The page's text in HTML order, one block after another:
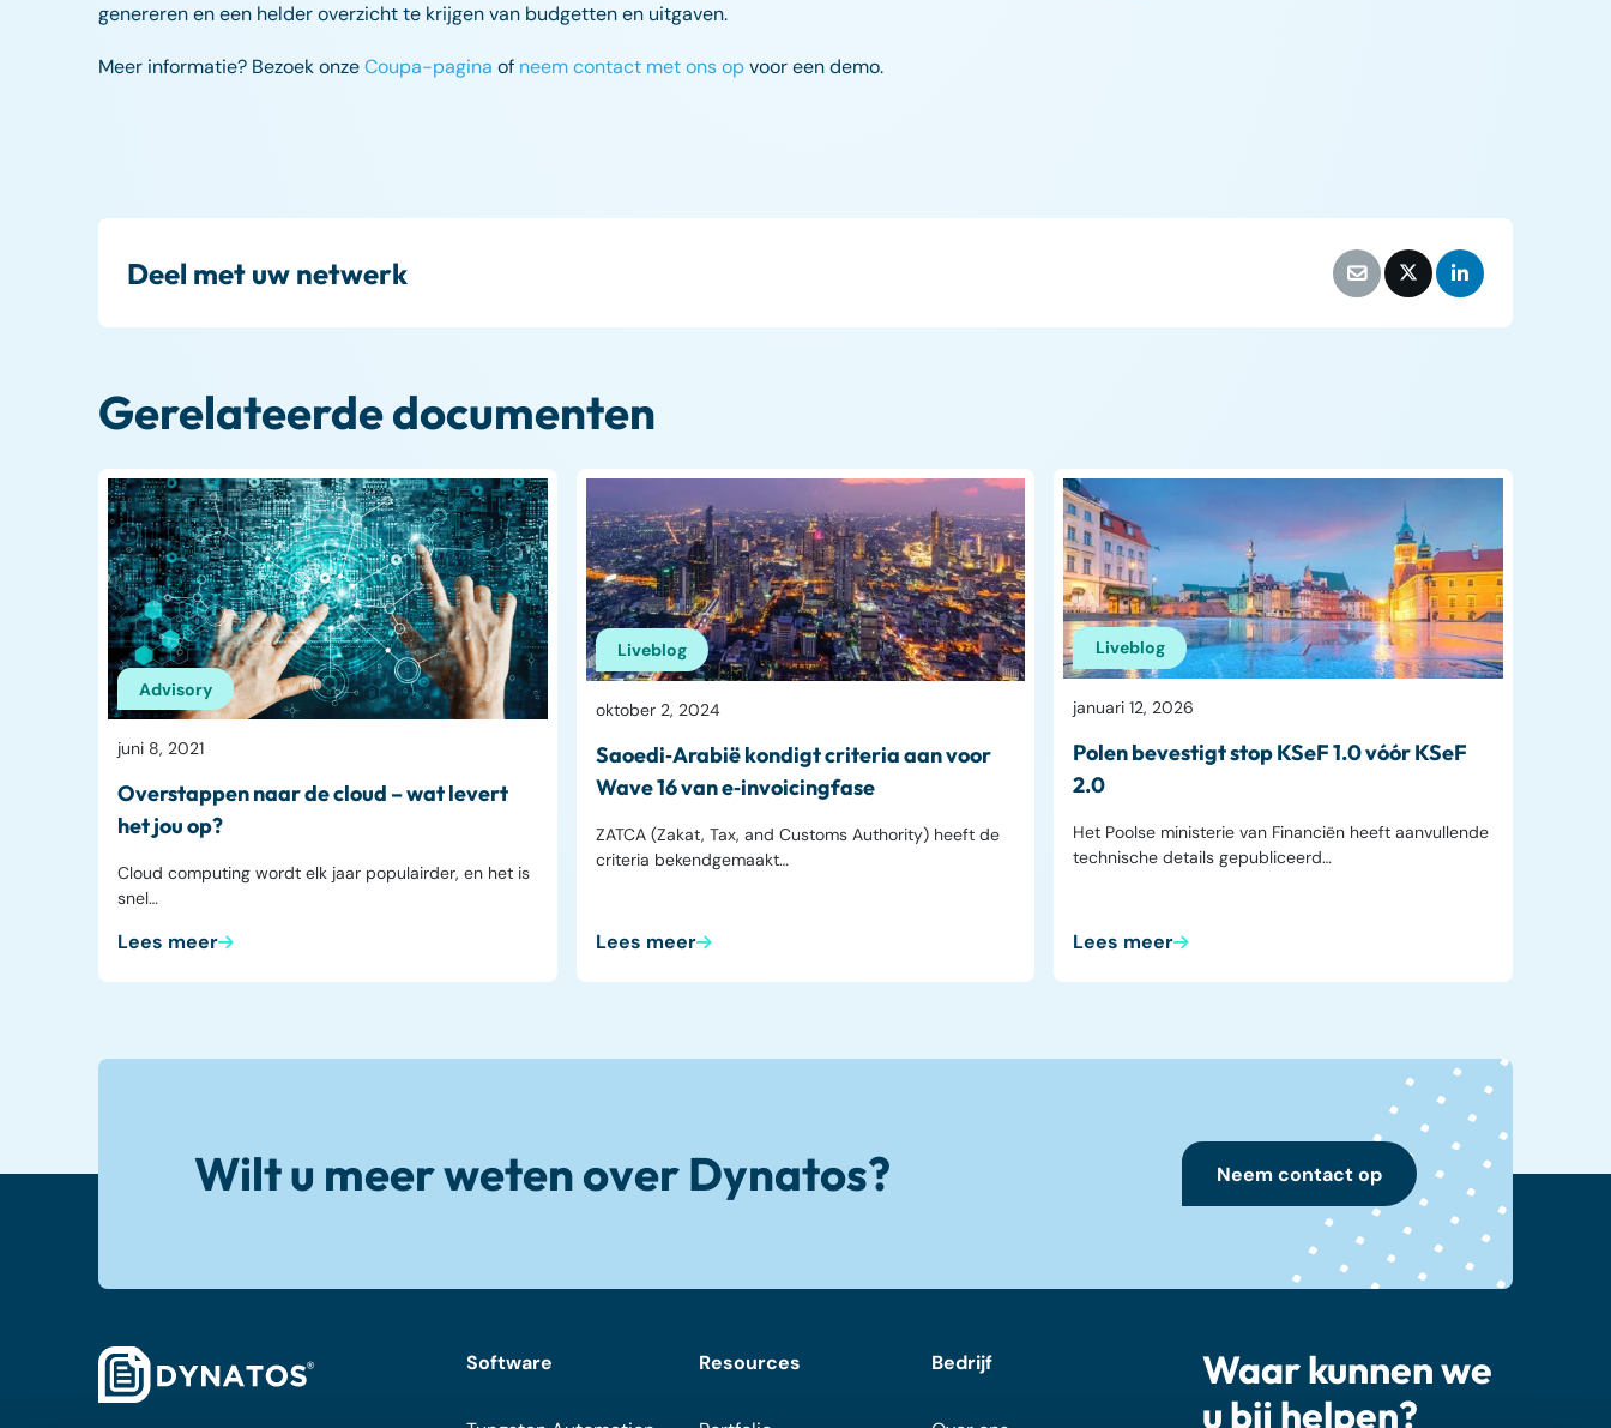
genereren en een helder overzicht te krijgen van budgetten en uitgaven.
Meer informatie? Bezoek onzeCoupa-pagina of neem contact met ons opvoor een demo.
Deel met uw netwerk
Gerelateerde documenten
Advisory
juni 8, 2021
Overstappen naar de cloud – wat levert
het jou op?
Cloud computing wordt elk jaar populairder, en het is
snel…
Lees meer
Liveblog
oktober 2, 2024
Saoedi‑Arabië kondigt criteria aan voor
Wave 16 van e‑invoicingfase
ZATCA (Zakat, Tax, and Customs Authority) heeft de
criteria bekendgemaakt…
Lees meer
Liveblog
januari 12, 2026
Polen bevestigt stop KSeF 1.0 vóór KSeF
2.0
Het Poolse ministerie van Financiën heeft aanvullende
technische details gepubliceerd…
Lees meer
Wilt u meer weten over Dynatos? Neem contact op
Software Resources Bedrijf
Waar kunnen we
u bij helpen?